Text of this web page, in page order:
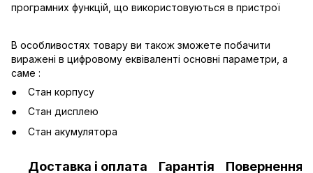
програмних функцій, що використовуються в пристрої
В особливостях товару ви також зможете побачити
виражені в цифровому еквіваленті основні параметри, а
саме :
Стан корпусу
Стан дисплею
Стан акумулятора
Доставка і оплата Гарантія Повернення